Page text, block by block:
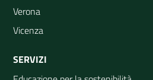
Verona
Vicenza
SERVIZI